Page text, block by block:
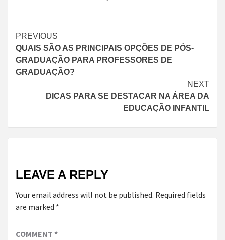
Continue
Reading
PREVIOUS
QUAIS SÃO AS PRINCIPAIS OPÇÕES DE PÓS-
GRADUAÇÃO PARA PROFESSORES DE
GRADUAÇÃO?
NEXT
DICAS PARA SE DESTACAR NA ÁREA DA
EDUCAÇÃO INFANTIL
LEAVE A REPLY
Your email address will not be published. Required fields
are marked *
COMMENT *